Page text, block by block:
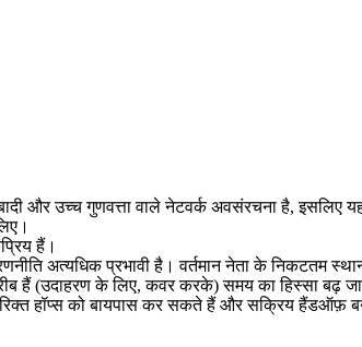
और उच्च गुणवत्ता वाले नेटवर्क अवसंरचना है,
हैं।
अत्यधिक प्रभावी है। वर्तमान नेता के निकटतम
हैं (उदाहरण के लिए, कवर करके) समय का हिस्सा बढ़
हॉप्स को बायपास कर सकते हैं और सक्रिय हैंडऑफ़